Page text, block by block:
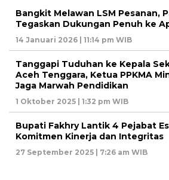
Bangkit Melawan LSM Pesanan,
Tegaskan Dukungan Penuh ke
14 Januari 2026 | 11:14 pm WIB
Tanggapi Tuduhan ke Kepala
Aceh Tenggara, Ketua PPKMA
Jaga Marwah Pendidikan
1 Oktober 2025 | 1:32 pm WIB
Bupati Fakhry Lantik 4 Pejabat
Komitmen Kinerja dan Integritas
27 September 2025 | 7:26 am WIB